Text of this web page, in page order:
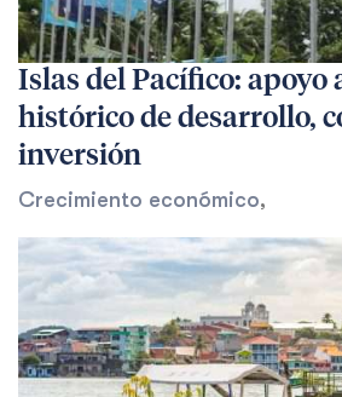
Islas del Pacífico: apoyo
histórico de desarrollo,
inversión
Crecimiento económico,